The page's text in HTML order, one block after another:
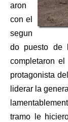
aron
con el
segun
do puesto de
completaron
protagonista
liderar la
tramo le